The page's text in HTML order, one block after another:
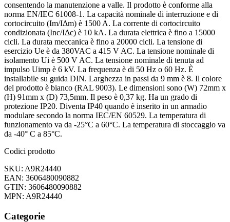
consentendo la manutenzione a valle. Il prodotto è conforme alla
norma EN/IEC 61008-1. La capacità nominale di interruzione e di
cortocircuito (Im/IΔm) è 1500 A. La corrente di cortocircuito
condizionata (Inc/IΔc) è 10 kA. La durata elettrica è fino a 15000
cicli. La durata meccanica è fino a 20000 cicli. La tensione di
esercizio Ue è da 380VAC a 415 V AC. La tensione nominale di
isolamento Ui è 500 V AC. La tensione nominale di tenuta ad
impulso Uimp è 6 kV. La frequenza è di 50 Hz o 60 Hz. È
installabile su guida DIN. Larghezza in passi da 9 mm è 8. Il colore
del prodotto è bianco (RAL 9003). Le dimensioni sono (W) 72mm x
(H) 91mm x (D) 73,5mm. Il peso è 0,37 kg. Ha un grado di
protezione IP20. Diventa IP40 quando è inserito in un armadio
modulare secondo la norma IEC/EN 60529. La temperatura di
funzionamento va da -25°C a 60°C. La temperatura di stoccaggio va
da -40° C a 85°C.
Codici prodotto
SKU: A9R24440
EAN: 3606480090882
GTIN: 3606480090882
MPN: A9R24440
Categorie